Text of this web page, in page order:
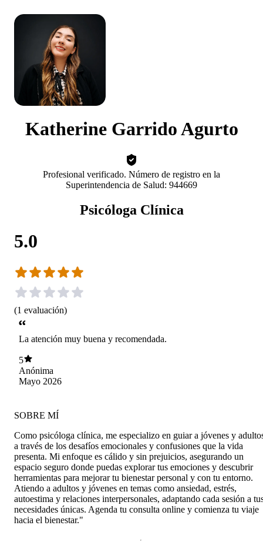
Katherine Garrido Agurto
Profesional verificado. Número de registro en la
Superintendencia de Salud: 944669
Psicóloga Clínica
5.0
(1 evaluación)
La atención muy buena y recomendada.
5
Anónima
Mayo 2026
SOBRE MÍ
Como psicóloga clínica, me especializo en guiar a jóvenes y
a través de los desafíos emocionales y confusiones que la vida
presenta. Mi enfoque es cálido y sin prejuicios, asegurando un
espacio seguro donde puedas explorar tus emociones y descubrir
herramientas para mejorar tu bienestar personal y con tu entorno.
Atiendo a adultos y jóvenes en temas como ansiedad, estrés,
autoestima y relaciones interpersonales, adaptando cada sesión a
necesidades únicas. Agenda tu consulta online y comienza tu viaje
hacia el bienestar."